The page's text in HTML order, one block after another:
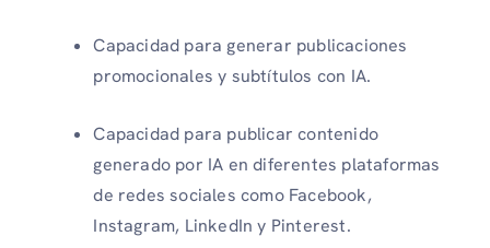
Capacidad para generar publicaciones
promocionales y subtítulos con IA.
Capacidad para publicar contenido
generado por IA en diferentes plataformas
de redes sociales como Facebook,
Instagram, LinkedIn y Pinterest.